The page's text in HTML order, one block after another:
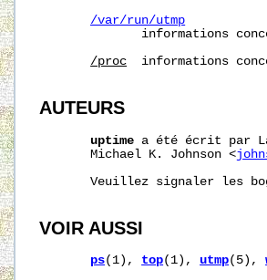
/var/run/utmp
informations
/proc
informations
AUTEURS
uptime a été écrit par
       Michael K. Johnson <
Veuillez signaler les
VOIR AUSSI
ps(1), top(1), utmp(5),